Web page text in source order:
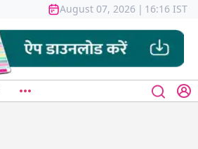
August 07, 2026 | 16:16 IST